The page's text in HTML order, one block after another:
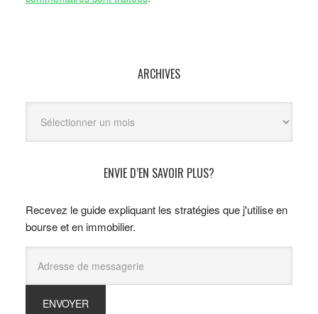
ARCHIVES
ENVIE D’EN SAVOIR PLUS?
Recevez le guide expliquant les stratégies que j'utilise en
bourse et en immobilier.